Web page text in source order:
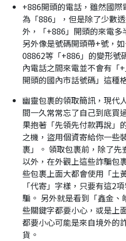
+886開頭的電話，雖然國
為「886」，但是除了少數
外，「+886」開頭的來電多
另外像是號碼開頭帶+號，
08862等「+886」的變形號
內電話之間來電並不會有「
開頭的國內市話號碼」這種
幽靈包裹的領取簡訊，現代
間一久常常忘了自己到底買
果抱著「先領先付款再說」
之機，盜用個資寄給你一些
裹」。 領取包裹前，除了
以外，在外觀上這些詐騙包
些包裹上面大都會使用「土
「代寄」字樣，只要有這2
騙。 另外就是看到「鑫金
些關鍵字都要小心，或是上
都要小心可能是來自境外的
貨。